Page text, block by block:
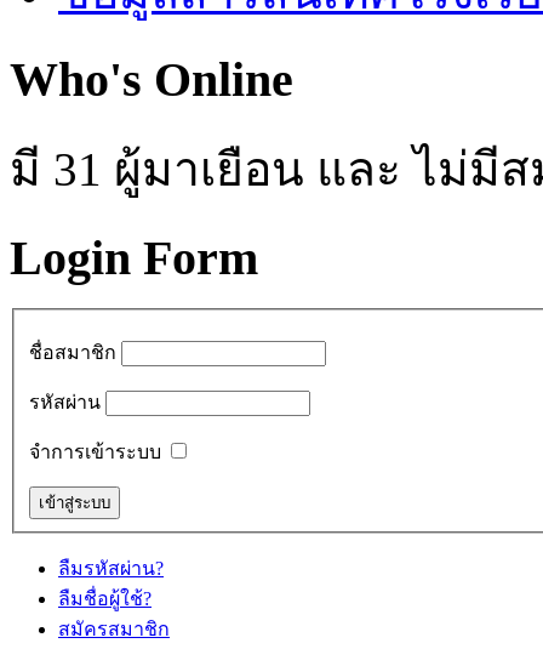
Who's Online
มี 31 ผู้มาเยือน และ ไม่มี
Login Form
ชื่อสมาชิก
รหัสผ่าน
จำการเข้าระบบ
ลืมรหัสผ่าน?
ลืมชื่อผู้ใช้?
สมัครสมาชิก